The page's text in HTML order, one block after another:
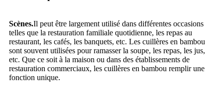
Scènes.Il peut être largement utilisé dans différentes occasions
telles que la restauration familiale quotidienne, les repas au
restaurant, les cafés, les banquets, etc. Les cuillères en bambou
sont souvent utilisées pour ramasser la soupe, les repas, les jus,
etc. Que ce soit à la maison ou dans des établissements de
restauration commerciaux, les cuillères en bambou remplir une
fonction unique.